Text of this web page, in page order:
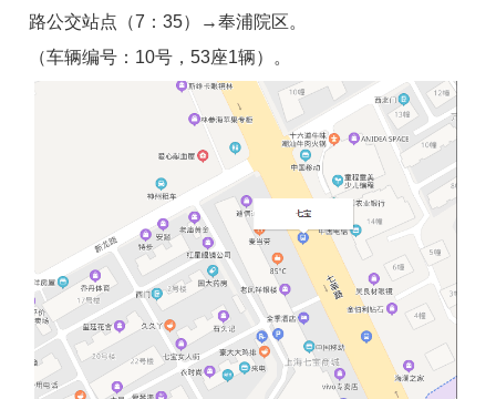
路公交站点（7：35）→奉浦院区。
（车辆编号：10号，53座1辆）。